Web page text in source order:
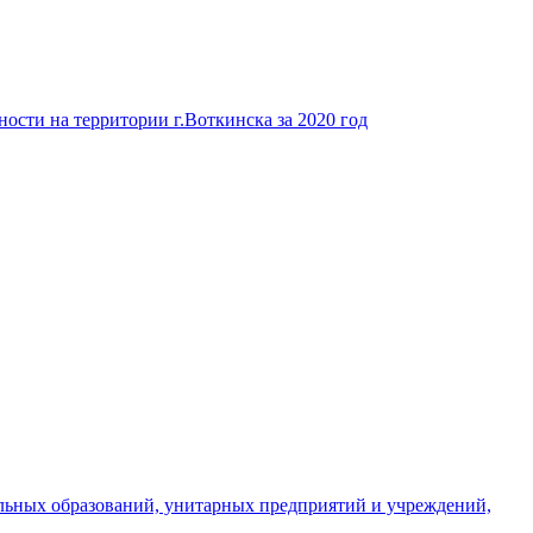
на территории г.Воткинска за 2020 год
образований, унитарных предприятий и учреждений,